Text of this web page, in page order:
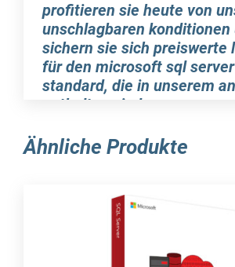
profitieren sie heute von
unschlagbaren konditionen
sichern sie sich preiswerte
für den microsoft sql
standard, die in unserem
enthalten sind.
softsell24 ist stolz darauf, ihnen den
die passenden lizenzen für ihre
anforderungen erwerben. ganz
zuhause aus können sie sich für
beliebte lösung im professionellen
Ähnliche Produkte